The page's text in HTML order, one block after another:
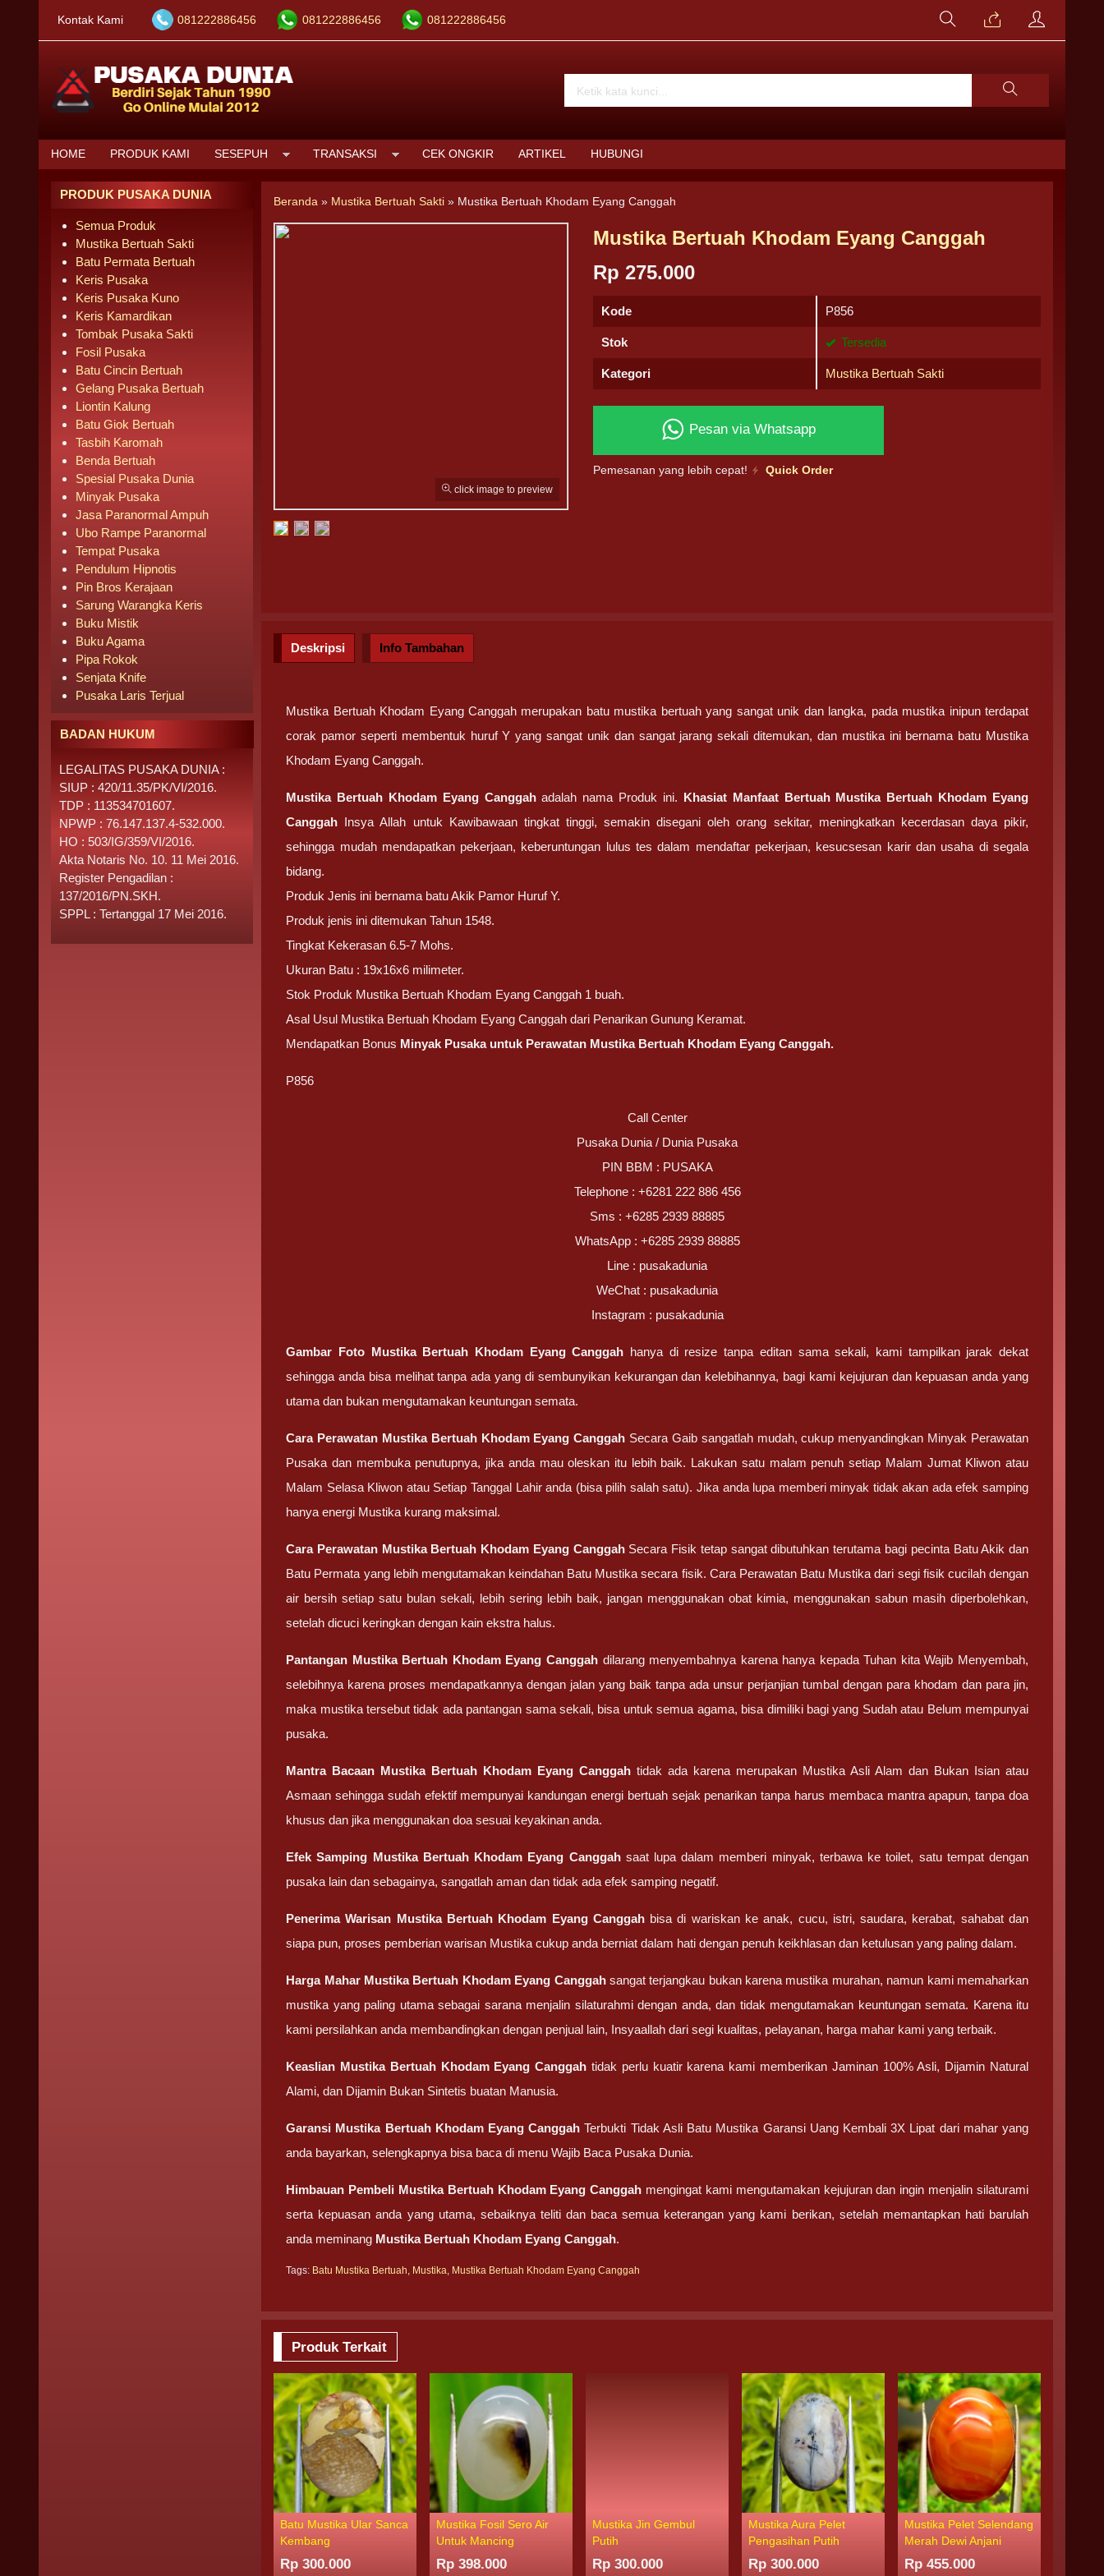
Kontak Kami 081222886456 081222886456 081222886456
HOME PRODUK KAMI SESEPUH TRANSAKSI CEK ONGKIR ARTIKEL HUBUNGI
Beranda » Mustika Bertuah Sakti » Mustika Bertuah Khodam Eyang Canggah
click image to preview
Mustika Bertuah Khodam Eyang Canggah
Rp 275.000
Kode P856
Stok Tersedia
Kategori Mustika Bertuah Sakti
Pesan via Whatsapp
Pemesanan yang lebih cepat! Quick Order
Deskripsi Info Tambahan
Mustika Bertuah Khodam Eyang Canggah merupakan batu mustika bertuah yang sangat unik dan langka, pada mustika inipun terdapat
corak pamor seperti membentuk huruf Y yang sangat unik dan sangat jarang sekali ditemukan, dan mustika ini bernama batu Mustika
Khodam Eyang Canggah.
Mustika Bertuah Khodam Eyang Canggahadalah nama Produk ini. Khasiat Manfaat Bertuah Mustika Bertuah Khodam Eyang
Canggah Insya Allah untuk Kawibawaan tingkat tinggi, semakin disegani oleh orang sekitar, meningkatkan kecerdasan daya pikir,
sehingga mudah mendapatkan pekerjaan, keberuntungan lulus tes dalam mendaftar pekerjaan, kesucsesan karir dan usaha di segala
bidang.
Produk Jenis ini bernama batu Akik Pamor Huruf Y.
Produk jenis ini ditemukan Tahun 1548.
Tingkat Kekerasan 6.5-7 Mohs.
Ukuran Batu : 19x16x6 milimeter.
Stok Produk Mustika Bertuah Khodam Eyang Canggah 1 buah.
Asal Usul Mustika Bertuah Khodam Eyang Canggah dari Penarikan Gunung Keramat.
Mendapatkan Bonus Minyak Pusaka untuk Perawatan Mustika Bertuah Khodam Eyang Canggah.
P856
Call Center
Pusaka Dunia / Dunia Pusaka
PIN BBM : PUSAKA
Telephone : +6281 222 886 456
Sms : +6285 2939 88885
WhatsApp : +6285 2939 88885
Line : pusakadunia
WeChat : pusakadunia
Instagram : pusakadunia
Gambar Foto Mustika Bertuah Khodam Eyang Canggah hanya di resize tanpa editan sama sekali, kami tampilkan jarak dekat
sehingga anda bisa melihat tanpa ada yang di sembunyikan kekurangan dan kelebihannya, bagi kami kejujuran dan kepuasan anda yang
utama dan bukan mengutamakan keuntungan semata.
Cara Perawatan Mustika Bertuah Khodam Eyang Canggah Secara Gaib sangatlah mudah, cukup menyandingkan Minyak Perawatan
Pusaka dan membuka penutupnya, jika anda mau oleskan itu lebih baik. Lakukan satu malam penuh setiap Malam Jumat Kliwon atau
Malam Selasa Kliwon atau Setiap Tanggal Lahir anda (bisa pilih salah satu). Jika anda lupa memberi minyak tidak akan ada efek samping
hanya energi Mustika kurang maksimal.
Cara Perawatan Mustika Bertuah Khodam Eyang CanggahSecara Fisik tetap sangat dibutuhkan terutama bagi pecinta Batu Akik dan
Batu Permata yang lebih mengutamakan keindahan Batu Mustika secara fisik. Cara Perawatan Batu Mustika dari segi fisik cucilah dengan
air bersih setiap satu bulan sekali, lebih sering lebih baik, jangan menggunakan obat kimia, menggunakan sabun masih diperbolehkan,
setelah dicuci keringkan dengan kain ekstra halus.
Pantangan Mustika Bertuah Khodam Eyang Canggah dilarang menyembahnya karena hanya kepada Tuhan kita Wajib Menyembah,
selebihnya karena proses mendapatkannya dengan jalan yang baik tanpa ada unsur perjanjian tumbal dengan para khodam dan para jin,
maka mustika tersebut tidak ada pantangan sama sekali, bisa untuk semua agama, bisa dimiliki bagi yang Sudah atau Belum mempunyai
pusaka.
Mantra Bacaan Mustika Bertuah Khodam Eyang Canggah tidak ada karena merupakan Mustika Asli Alam dan Bukan Isian atau
Asmaan sehingga sudah efektif mempunyai kandungan energi bertuah sejak penarikan tanpa harus membaca mantra apapun, tanpa doa
khusus dan jika menggunakan doa sesuai keyakinan anda.
Efek Samping Mustika Bertuah Khodam Eyang Canggahsaat lupa dalam memberi minyak, terbawa ke toilet, satu tempat dengan
pusaka lain dan sebagainya, sangatlah aman dan tidak ada efek samping negatif.
Penerima Warisan Mustika Bertuah Khodam Eyang Canggahbisa di wariskan ke anak, cucu, istri, saudara, kerabat, sahabat dan
siapa pun, proses pemberian warisan Mustika cukup anda berniat dalam hati dengan penuh keikhlasan dan ketulusan yang paling dalam.
Harga Mahar Mustika Bertuah Khodam Eyang Canggahsangat terjangkau bukan karena mustika murahan, namun kami memaharkan
mustika yang paling utama sebagai sarana menjalin silaturahmi dengan anda, dan tidak mengutamakan keuntungan semata. Karena itu
kami persilahkan anda membandingkan dengan penjual lain, Insyaallah dari segi kualitas, pelayanan, harga mahar kami yang terbaik.
Keaslian Mustika Bertuah Khodam Eyang Canggah tidak perlu kuatir karena kami memberikan Jaminan 100% Asli, Dijamin Natural
Alami, dan Dijamin Bukan Sintetis buatan Manusia.
Garansi Mustika Bertuah Khodam Eyang Canggah Terbukti Tidak Asli Batu Mustika Garansi Uang Kembali 3X Lipat dari mahar yang
anda bayarkan, selengkapnya bisa baca di menu Wajib Baca Pusaka Dunia.
Himbauan Pembeli Mustika Bertuah Khodam Eyang Canggah mengingat kami mengutamakan kejujuran dan ingin menjalin silaturami
serta kepuasan anda yang utama, sebaiknya teliti dan baca semua keterangan yang kami berikan, setelah memantapkan hati barulah
anda meminang Mustika Bertuah Khodam Eyang Canggah.
Tags: Batu Mustika Bertuah, Mustika, Mustika Bertuah Khodam Eyang Canggah
Produk Terkait
Batu Mustika Ular Sanca
Kembang
Rp 300.000
Mustika Fosil Sero Air
Untuk Mancing
Rp 398.000
Mustika Jin Gembul
Putih
Rp 300.000
Mustika Aura Pelet
Pengasihan Putih
Rp 300.000
Mustika Pelet Selendang
Merah Dewi Anjani
Rp 455.000
PRODUK PUSAKA DUNIA
Semua Produk
Mustika Bertuah Sakti
Batu Permata Bertuah
Keris Pusaka
Keris Pusaka Kuno
Keris Kamardikan
Tombak Pusaka Sakti
Fosil Pusaka
Batu Cincin Bertuah
Gelang Pusaka Bertuah
Liontin Kalung
Batu Giok Bertuah
Tasbih Karomah
Benda Bertuah
Spesial Pusaka Dunia
Minyak Pusaka
Jasa Paranormal Ampuh
Ubo Rampe Paranormal
Tempat Pusaka
Pendulum Hipnotis
Pin Bros Kerajaan
Sarung Warangka Keris
Buku Mistik
Buku Agama
Pipa Rokok
Senjata Knife
Pusaka Laris Terjual
BADAN HUKUM
LEGALITAS PUSAKA DUNIA :
SIUP : 420/11.35/PK/VI/2016.
TDP : 113534701607.
NPWP : 76.147.137.4-532.000.
HO : 503/IG/359/VI/2016.
Akta Notaris No. 10. 11 Mei 2016.
Register Pengadilan :
137/2016/PN.SKH.
SPPL : Tertanggal 17 Mei 2016.